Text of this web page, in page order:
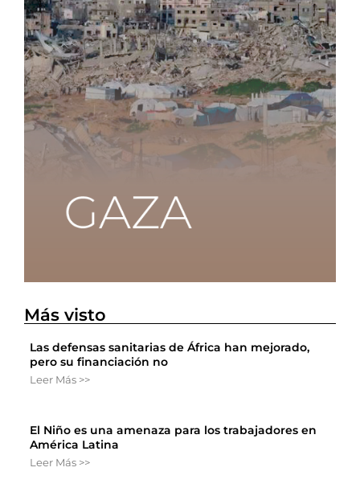
Más visto
Las defensas sanitarias de África han mejorado,
pero su financiación no
Leer Más >>
El Niño es una amenaza para los trabajadores en
América Latina
Leer Más >>